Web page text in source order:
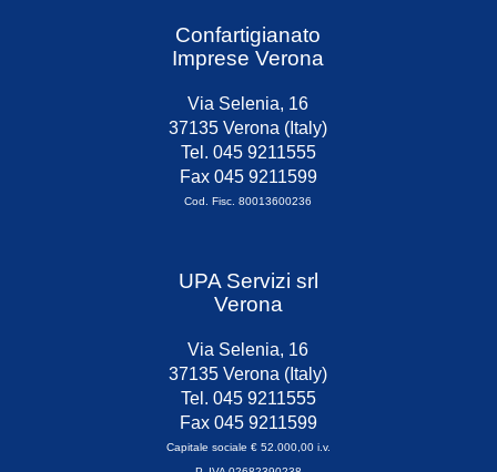
Confartigianato
Imprese Verona
Via Selenia, 16
37135 Verona (Italy)
Tel. 045 9211555
Fax 045 9211599
Cod. Fisc. 80013600236
UPA Servizi srl
Verona
Via Selenia, 16
37135 Verona (Italy)
Tel. 045 9211555
Fax 045 9211599
Capitale sociale € 52.000,00 i.v.